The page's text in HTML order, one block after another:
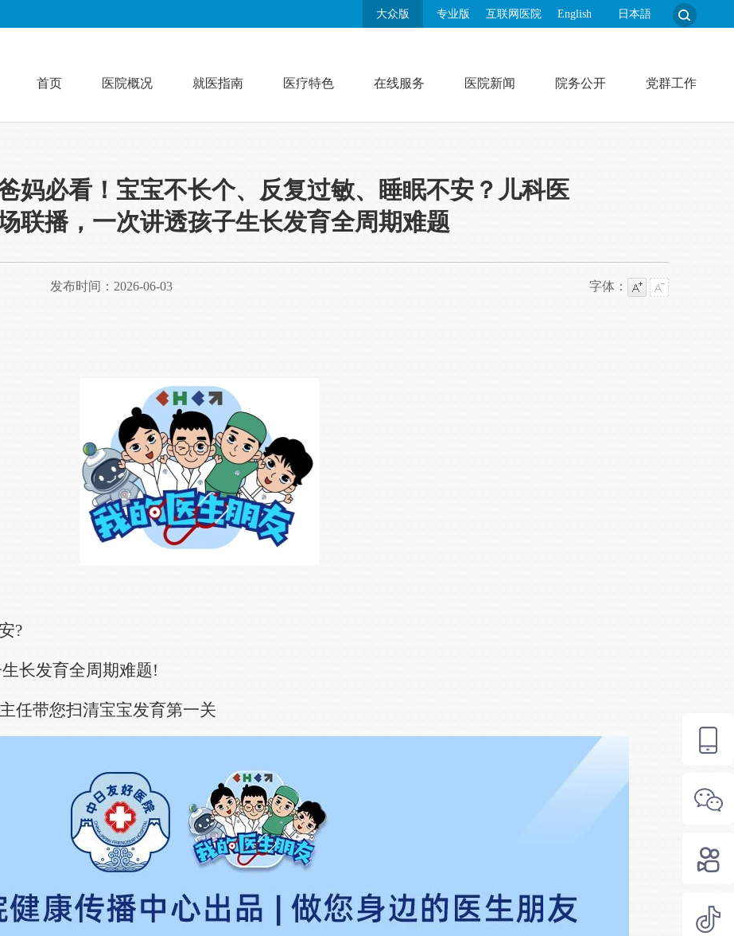
大众版 专业版 互联网医院 English 日本語
首页 医院概况 就医指南 医疗特色 在线服务 医院新闻 院务公开 党群工作
妈必看！宝宝不长个、反复过敏、睡眠不安？儿科医
联播，一次讲透孩子生长发育全周期难题
发布时间：2026-06-03 字体：
?
长发育全周期难题!
任带您扫清宝宝发育第一关